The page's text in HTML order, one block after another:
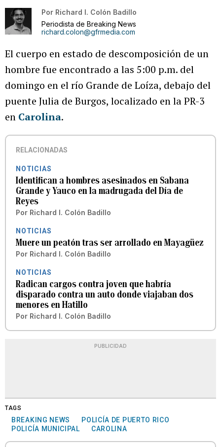
Por Richard I. Colón Badillo
Periodista de Breaking News
richard.colon@gfrmedia.com
El cuerpo en estado de descomposición de un
hombre fue encontrado a las 5:00 p.m. del
domingo en el río Grande de Loíza, debajo del
puente Julia de Burgos, localizado en la PR-3
en Carolina.
RELACIONADAS
NOTICIAS
Identifican a hombres asesinados en Sabana
Grande y Yauco en la madrugada del Día de
Reyes
Por Richard I. Colón Badillo
NOTICIAS
Muere un peatón tras ser arrollado en Mayagüez
Por Richard I. Colón Badillo
NOTICIAS
Radican cargos contra joven que habría
disparado contra un auto donde viajaban dos
menores en Hatillo
Por Richard I. Colón Badillo
PUBLICIDAD
TAGS
BREAKING NEWS
POLICÍA DE PUERTO RICO
POLICÍA MUNICIPAL
CAROLINA